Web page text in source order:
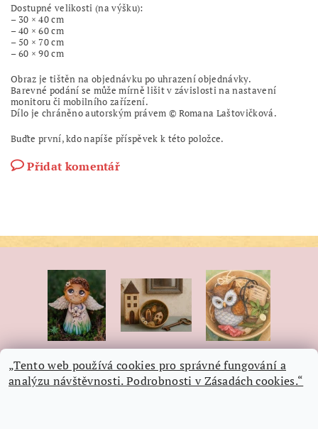
Dostupné velikosti (na výšku):
– 30 × 40 cm
– 40 × 60 cm
– 50 × 70 cm
– 60 × 90 cm
Obraz je tištěn na objednávku po uhrazení objednávky.
Barevné podání se může mírně lišit v závislosti na nastavení
monitoru či mobilního zařízení.
Dílo je chráněno autorským právem © Romana Laštovičková.
Buďte první, kdo napíše příspěvek k této položce.
Přidat komentář
„Tento web používá cookies pro správné fungování a
analýzu návštěvnosti. Podrobnosti v Zásadách cookies.“